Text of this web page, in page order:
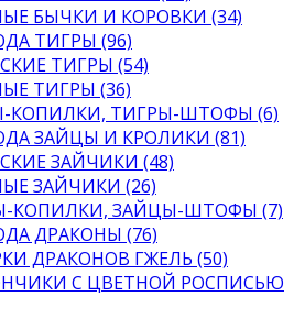
БЫЧКИ И КОРОВКИ (34)
ТИГРЫ (96)
ТИГРЫ (54)
ТИГРЫ (36)
КОПИЛКИ, ТИГРЫ-ШТОФЫ (6)
ЗАЙЦЫ И КРОЛИКИ (81)
ЗАЙЧИКИ (48)
ЗАЙЧИКИ (26)
КОПИЛКИ, ЗАЙЦЫ-ШТОФЫ (7)
ДРАКОНЫ (76)
ДРАКОНОВ ГЖЕЛЬ (50)
С ЦВЕТНОЙ РОСПИСЬЮ